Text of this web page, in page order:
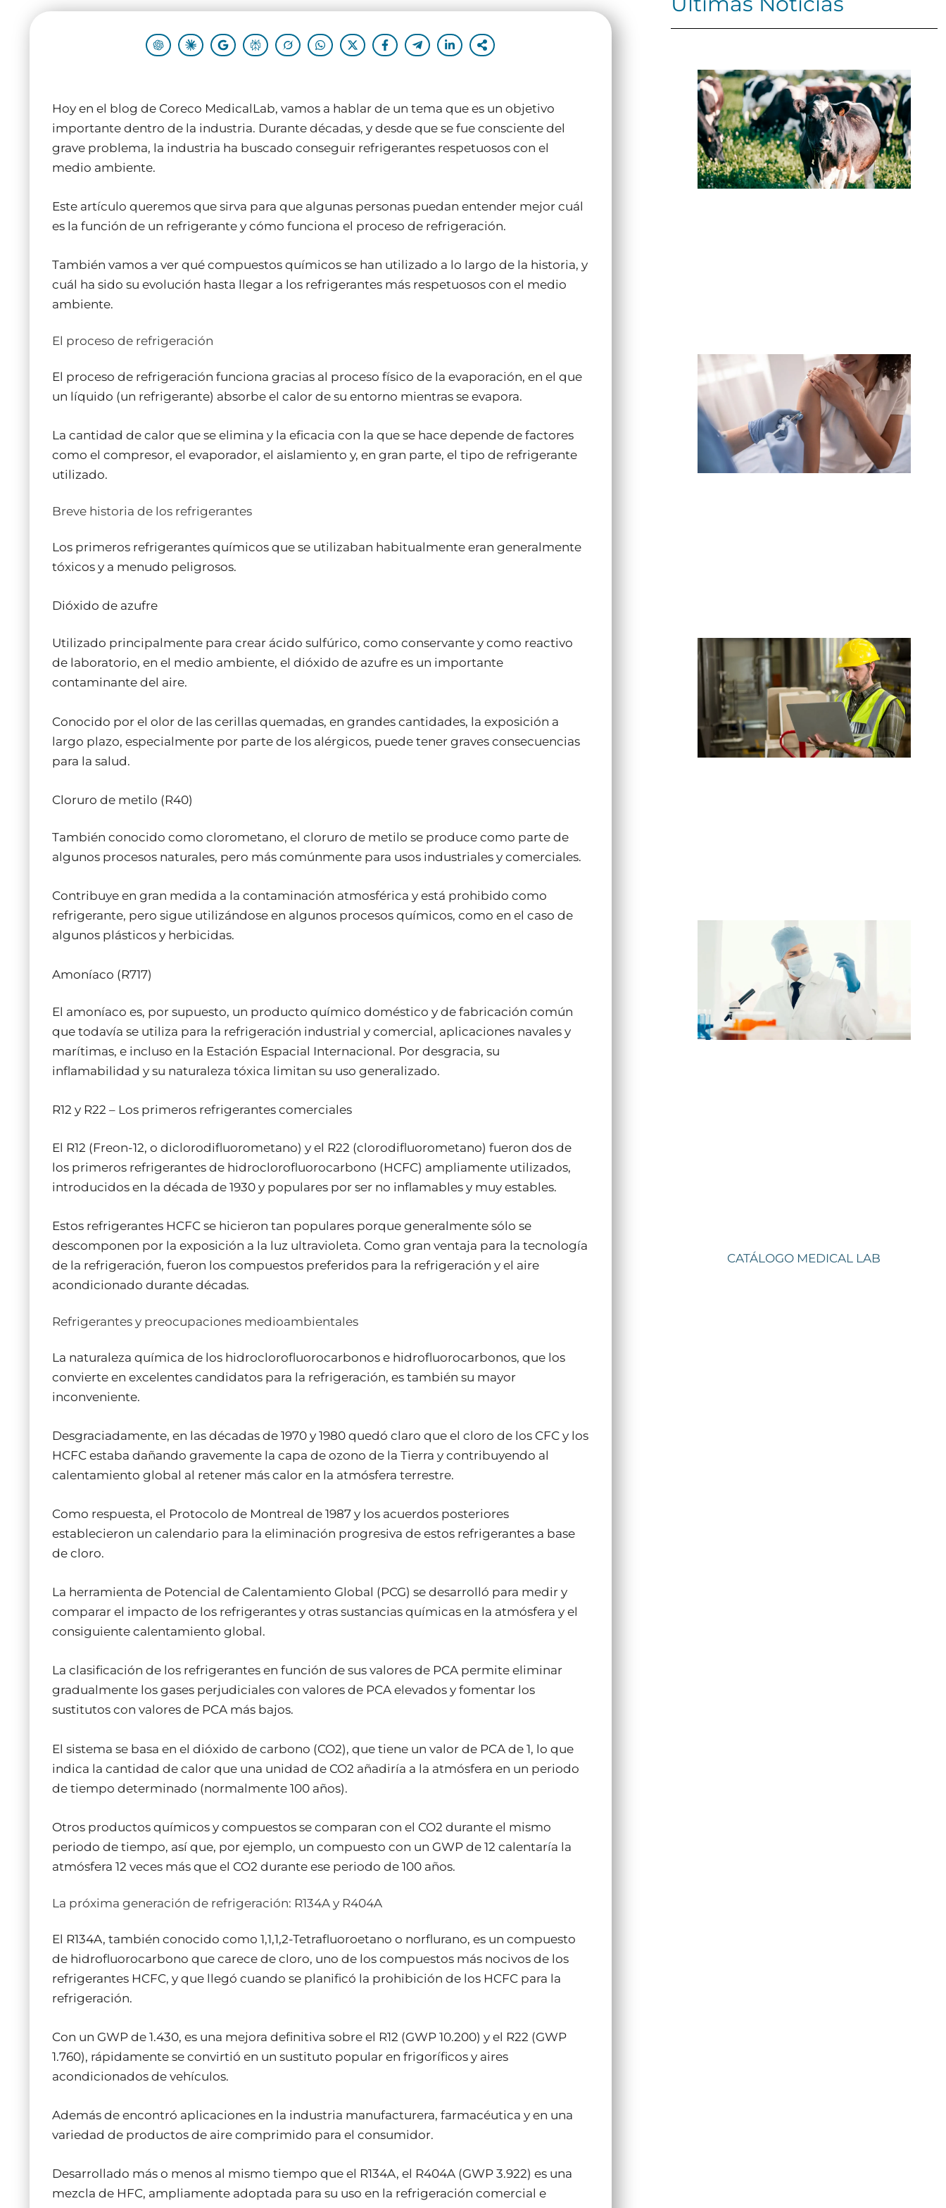
Hoy en el blog de Coreco MedicalLab, vamos a hablar de un tema que es un objetivo
importante dentro de la industria. Durante décadas, y desde que se fue consciente del
grave problema, la industria ha buscado conseguir refrigerantes respetuosos con el
medio ambiente.
Este artículo queremos que sirva para que algunas personas puedan entender mejor cuál
es la función de un refrigerante y cómo funciona el proceso de refrigeración.
También vamos a ver qué compuestos químicos se han utilizado a lo largo de la historia, y
cuál ha sido su evolución hasta llegar a los refrigerantes más respetuosos con el medio
ambiente.
El proceso de refrigeración
El proceso de refrigeración funciona gracias al proceso físico de la evaporación, en el que
un líquido (un refrigerante) absorbe el calor de su entorno mientras se evapora.
La cantidad de calor que se elimina y la eficacia con la que se hace depende de factores
como el compresor, el evaporador, el aislamiento y, en gran parte, el tipo de refrigerante
utilizado.
Breve historia de los refrigerantes
Los primeros refrigerantes químicos que se utilizaban habitualmente eran generalmente
tóxicos y a menudo peligrosos.
Dióxido de azufre
Utilizado principalmente para crear ácido sulfúrico, como conservante y como reactivo
de laboratorio, en el medio ambiente, el dióxido de azufre es un importante
contaminante del aire.
Conocido por el olor de las cerillas quemadas, en grandes cantidades, la exposición a
largo plazo, especialmente por parte de los alérgicos, puede tener graves consecuencias
para la salud.
Cloruro de metilo (R40)
También conocido como clorometano, el cloruro de metilo se produce como parte de
algunos procesos naturales, pero más comúnmente para usos industriales y comerciales.
Contribuye en gran medida a la contaminación atmosférica y está prohibido como
refrigerante, pero sigue utilizándose en algunos procesos químicos, como en el caso de
algunos plásticos y herbicidas.
Amoníaco (R717)
El amoníaco es, por supuesto, un producto químico doméstico y de fabricación común
que todavía se utiliza para la refrigeración industrial y comercial, aplicaciones navales y
marítimas, e incluso en la Estación Espacial Internacional. Por desgracia, su
inflamabilidad y su naturaleza tóxica limitan su uso generalizado.
R12 y R22 – Los primeros refrigerantes comerciales
El R12 (Freon-12, o diclorodifluorometano) y el R22 (clorodifluorometano) fueron dos de
los primeros refrigerantes de hidroclorofluorocarbono (HCFC) ampliamente utilizados,
introducidos en la década de 1930 y populares por ser no inflamables y muy estables.
Estos refrigerantes HCFC se hicieron tan populares porque generalmente sólo se
descomponen por la exposición a la luz ultravioleta. Como gran ventaja para la tecnología
de la refrigeración, fueron los compuestos preferidos para la refrigeración y el aire
acondicionado durante décadas.
Refrigerantes y preocupaciones medioambientales
La naturaleza química de los hidroclorofluorocarbonos e hidrofluorocarbonos, que los
convierte en excelentes candidatos para la refrigeración, es también su mayor
inconveniente.
Desgraciadamente, en las décadas de 1970 y 1980 quedó claro que el cloro de los CFC y los
HCFC estaba dañando gravemente la capa de ozono de la Tierra y contribuyendo al
calentamiento global al retener más calor en la atmósfera terrestre.
Como respuesta, el Protocolo de Montreal de 1987 y los acuerdos posteriores
establecieron un calendario para la eliminación progresiva de estos refrigerantes a base
de cloro.
La herramienta de Potencial de Calentamiento Global (PCG) se desarrolló para medir y
comparar el impacto de los refrigerantes y otras sustancias químicas en la atmósfera y el
consiguiente calentamiento global.
La clasificación de los refrigerantes en función de sus valores de PCA permite eliminar
gradualmente los gases perjudiciales con valores de PCA elevados y fomentar los
sustitutos con valores de PCA más bajos.
El sistema se basa en el dióxido de carbono (CO2), que tiene un valor de PCA de 1, lo que
indica la cantidad de calor que una unidad de CO2 añadiría a la atmósfera en un periodo
de tiempo determinado (normalmente 100 años).
Otros productos químicos y compuestos se comparan con el CO2 durante el mismo
periodo de tiempo, así que, por ejemplo, un compuesto con un GWP de 12 calentaría la
atmósfera 12 veces más que el CO2 durante ese periodo de 100 años.
La próxima generación de refrigeración: R134A y R404A
El R134A, también conocido como 1,1,1,2-Tetrafluoroetano o norflurano, es un compuesto
de hidrofluorocarbono que carece de cloro, uno de los compuestos más nocivos de los
refrigerantes HCFC, y que llegó cuando se planificó la prohibición de los HCFC para la
refrigeración.
Con un GWP de 1.430, es una mejora definitiva sobre el R12 (GWP 10.200) y el R22 (GWP
1.760), rápidamente se convirtió en un sustituto popular en frigoríficos y aires
acondicionados de vehículos.
Además de encontró aplicaciones en la industria manufacturera, farmacéutica y en una
variedad de productos de aire comprimido para el consumidor.
Desarrollado más o menos al mismo tiempo que el R134A, el R404A (GWP 3.922) es una
mezcla de HFC, ampliamente adoptada para su uso en la refrigeración comercial e
CATÁLOGO MEDICAL LAB